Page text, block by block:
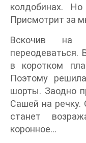
колдобинах.
Присмотрит за
Вскочив на
переодеваться.
в коротком
Поэтому
шорты. Заодно
Сашей на речку.
станет
коронное…